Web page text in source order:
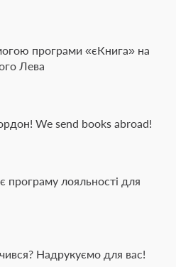
програми «єКнига» на
Лева
We send books abroad!
програму лояльності для
Надрукуємо для вас!